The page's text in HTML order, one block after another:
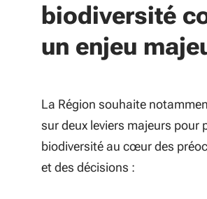
biodiversité
un enjeu
La Région souhaite
sur deux leviers majeurs pour
biodiversité au cœur des
et des décisions :